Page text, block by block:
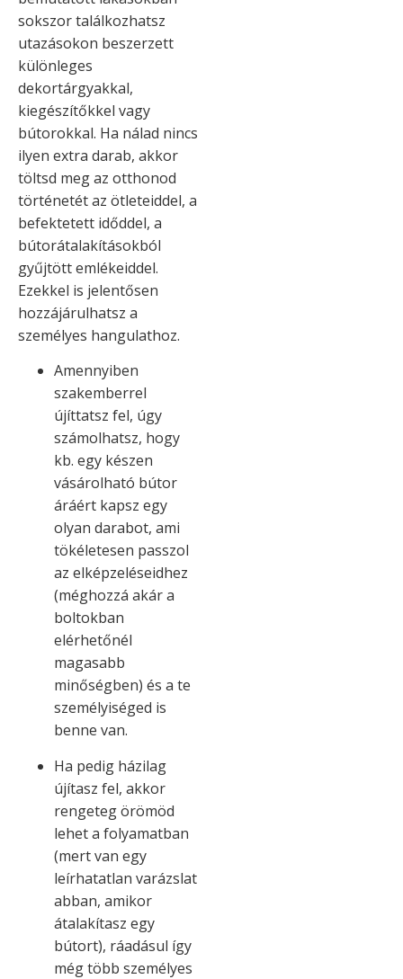
sokszor találkozhatsz
utazásokon beszerzett
különleges
dekortárgyakkal,
kiegészítőkkel vagy
bútorokkal. Ha nálad nincs
ilyen extra darab, akkor
töltsd meg az otthonod
történetét az ötleteiddel, a
befektetett időddel, a
bútorátalakításokból
gyűjtött emlékeiddel.
Ezekkel is jelentősen
hozzájárulhatsz a
személyes hangulathoz.
Amennyiben
szakemberrel
újíttatsz fel, úgy
számolhatsz, hogy
kb. egy készen
vásárolható bútor
áráért kapsz egy
olyan darabot, ami
tökéletesen passzol
az elképzeléseidhez
(méghozzá akár a
boltokban
elérhetőnél
magasabb
minőségben) és a te
személyiséged is
benne van.
Ha pedig házilag
újítasz fel, akkor
rengeteg örömöd
lehet a folyamatban
(mert van egy
leírhatatlan varázslat
abban, amikor
átalakítasz egy
bútort), ráadásul így
még több személyes